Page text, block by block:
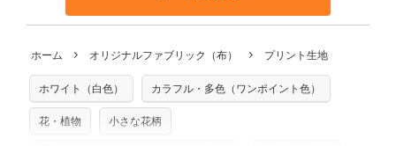
※カットを希望の方は備考欄に「50cmずつカット希望」など
ご記載ください（50cm単位でのカットのみ）
プリント布の仕様についてもっと詳しく見る
※土日祝は営業日に含まれません。
※配送日のご指定は承れません。出来上がり次第、順次発送
も不要です。（製品化した際に起こる全ての問題、クレーム
いませんのでご了承ください）
※有料型紙（ホームソーイング型紙シリーズ）および柄がえ
らべるキットに付属された型紙は商用利用できませんのでご
注意ください。型紙自体の転用・販売および型紙を使用して
ホーム オリジナルファブリック（布） プリント生地
ホワイト（白色） カラフル・多色（ワンポイント色）
花・植物 小さな花柄